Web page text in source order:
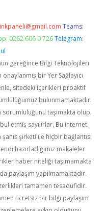
Teams:
0262 606 0 726 Telegram:
gereğince Bilgi Teknolojileri
bir Yer Sağlayıcı
sitedeki içerikleri proaktif
bulunmamaktadır.
sorumluluğunu taşımakta olup,
etmiş sayılırlar. Bu internet
şirketi ile hiçbir bağlantısı
hazırladığımız makaleler
haber niteliği taşımamakta
paylaşım yapılmamaktadır.
tamamen tesadüfidir.
ücretsiz bir bilgi paylaşım